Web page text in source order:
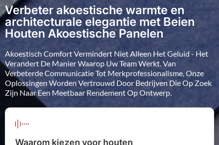
Verbeter akoestische warmte en
architecturale elegantie met Beien
Houten Akoestische Panelen
Akoestisch Comfort Vermindert Niet Alleen Het Geluid - Het
Verandert De Manier Waarop Uw Team Werkt. Van
Verbeterde Communicatie Tot Merkprofessionalisme, Onze
Oplossingen Worden Vertrouwd Door Bedrijven Die Op Zoek
Zijn Naar Een Meetbaar Rendement Op Ontwerp.
Waarom kiezen voor houten